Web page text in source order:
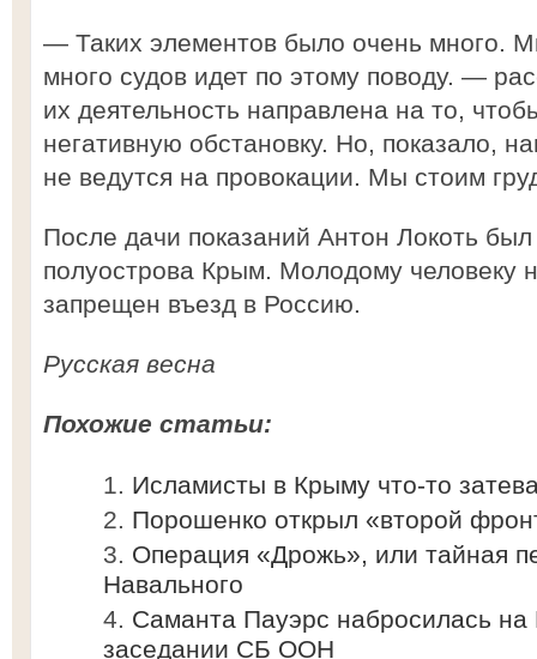
— Таких элементов было очень много.
много судов идет по этому поводу. —
их деятельность направлена на то,
негативную обстановку. Но, показало,
не ведутся на провокации. Мы стоим
После дачи показаний Антон Локоть
полуострова Крым. Молодому человеку
запрещен въезд в Россию.
Русская весна
Похожие статьи:
Исламисты в Крыму что-то
Порошенко открыл «второй
Операция «Дрожь», или тайная
Навального
Саманта Пауэрс набросилась
заседании СБ ООН